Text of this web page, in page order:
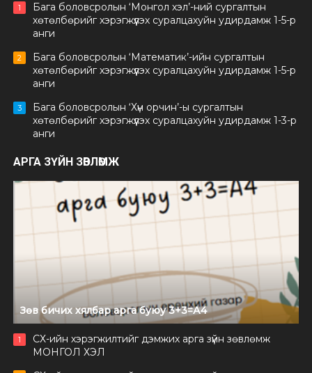
1
Бага боловсролын ‘Монгол хэл’-ний сургалтын
хөтөлбөрийг хэрэгжүүлэх суралцахуйн удирдамж 1-5-р
анги
2
Бага боловсролын ‘Математик’-ийн сургалтын
хөтөлбөрийг хэрэгжүүлэх суралцахуйн удирдамж 1-5-р
анги
3
Бага боловсролын ‘Хүн орчин’-ы сургалтын
хөтөлбөрийг хэрэгжүүлэх суралцахуйн удирдамж 1-3-р
анги
АРГА ЗҮЙН ЗӨВЛӨМЖ
Зөв бичих хялбар арга буюу 3+3=А4
1
СХ-ийн хэрэгжилтийг дэмжих арга зүйн зөвлөмж
МОНГОЛ ХЭЛ